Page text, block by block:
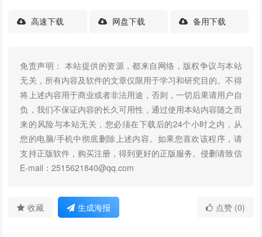
高速下载 网盘下载 备用下载
免责声明： 本站提供的资源，都来自网络，版权争议与本站
无关，所有内容及软件的文章仅限用于学习和研究目的。不得
将上述内容用于商业或者非法用途，否则，一切后果请用户自
负，我们不保证内容的长久可用性，通过使用本站内容随之而
来的风险与本站无关，您必须在下载后的24个小时之内，从
您的电脑/手机中彻底删除上述内容。如果您喜欢该程序，请
支持正版软件，购买注册，得到更好的正版服务。侵删请致信
E-mail：2515621840@qq.com
收藏 生成海报 点赞 (0)